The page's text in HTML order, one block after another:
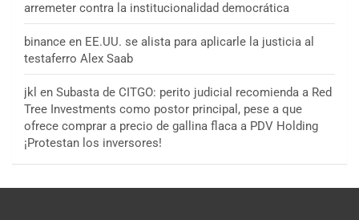
arremeter contra la institucionalidad democrática
binance en EE.UU. se alista para aplicarle la justicia al
testaferro Alex Saab
jkl en Subasta de CITGO: perito judicial recomienda a Red
Tree Investments como postor principal, pese a que
ofrece comprar a precio de gallina flaca a PDV Holding
¡Protestan los inversores!